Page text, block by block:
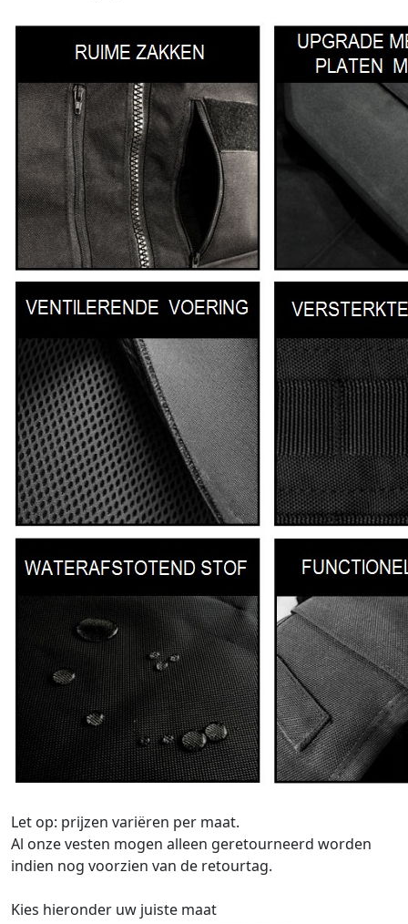
Let op: prijzen variëren per maat.
Al onze vesten mogen alleen geretourneerd worden
indien nog voorzien van de retourtag.
Kies hieronder uw juiste maat